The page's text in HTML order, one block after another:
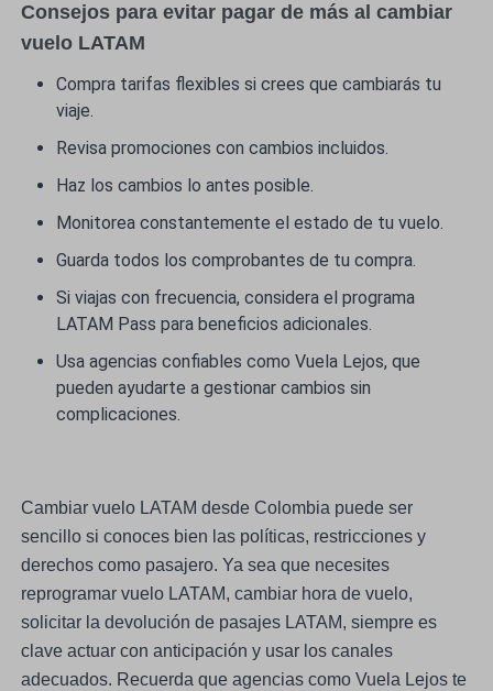
Consejos para evitar pagar de más al cambiar
vuelo LATAM
Compra tarifas flexibles si crees que cambiarás tu
viaje.
Revisa promociones con cambios incluidos.
Haz los cambios lo antes posible.
Monitorea constantemente el estado de tu vuelo.
Guarda todos los comprobantes de tu compra.
Si viajas con frecuencia, considera el programa
LATAM Pass para beneficios adicionales.
Usa agencias confiables como Vuela Lejos, que
pueden ayudarte a gestionar cambios sin
complicaciones.
Cambiar vuelo LATAM desde Colombia puede ser
sencillo si conoces bien las políticas, restricciones y
derechos como pasajero. Ya sea que necesites
reprogramar vuelo LATAM, cambiar hora de vuelo,
solicitar la devolución de pasajes LATAM, siempre es
clave actuar con anticipación y usar los canales
adecuados. Recuerda que agencias como Vuela Lejos te